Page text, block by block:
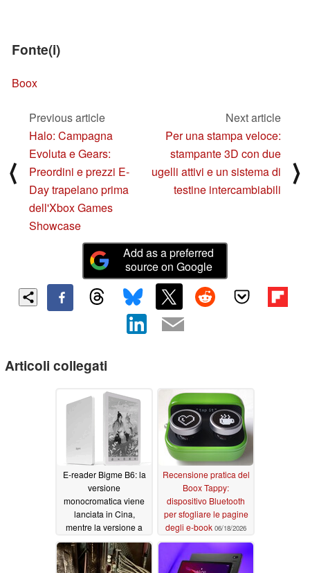
Fonte(i)
Boox
⟨
Previous article
Halo: Campagna
Evoluta e Gears:
Preordini e prezzi E-
Day trapelano prima
dell'Xbox Games
Showcase
Next article
Per una stampa veloce:
stampante 3D con due
ugelli attivi e un sistema di
testine intercambiabili
⟩
Add as a preferred
source on Google
Articoli collegati
E-reader Bigme B6: la
versione
monocromatica viene
lanciata in Cina,
mentre la versione a
colori si arricchisce di
un modello più
economico07/20/2026
Recensione pratica del
Boox Tappy:
dispositivo Bluetooth
per sfogliare le pagine
degli e-book 06/18/2026